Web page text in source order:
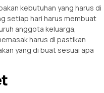
kebutuhan yang harus di
setiap hari harus membuat
anggota keluarga,
harus di pastikan
yang di buat sesuai apa